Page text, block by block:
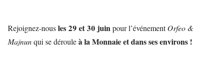
Rejoignez-nousles 29 et 30 juinpour l’événementOrfeo &
Majnunqui se dérouleà la Monnaie et dans ses environs !